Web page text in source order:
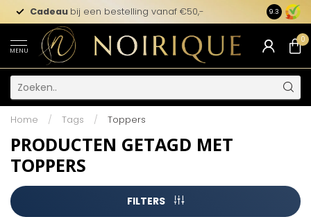
Cadeau bij een bestelling vanaf €50,- 9.3
MENU
0
Home / Tags / Toppers
PRODUCTEN GETAGD MET
TOPPERS
FILTERS